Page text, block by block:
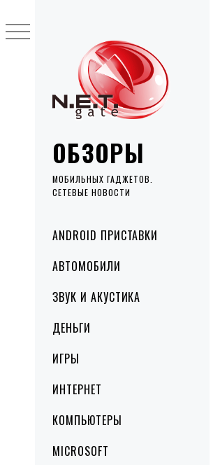
ОБЗОРЫ
МОБИЛЬНЫХ ГАДЖЕТОВ.
СЕТЕВЫЕ НОВОСТИ
Primary
Menu
ANDROID ПРИСТАВКИ
АВТОМОБИЛИ
ЗВУК И АКУСТИКА
ДЕНЬГИ
ИГРЫ
ИНТЕРНЕТ
КОМПЬЮТЕРЫ
MICROSOFT
to
content